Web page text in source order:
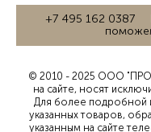
+7 495 162 0387
© 2010 - 2025 ООО
на сайте, носят
Для более подробной
указанных товаров,
указанным на сайте